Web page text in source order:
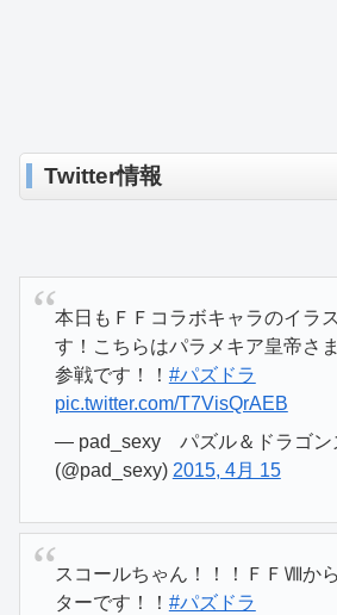
Twitter情報
本日もＦＦコラボキャラのイラ
す！こちらはパラメキア皇帝さ
参戦です！！ #パズドラ
pic.twitter.com/T7VisQrAEB
— pad_sexy パズル＆ドラゴン
(@pad_sexy) 2015, 4月 15
スコールちゃん！！！ＦＦⅧか
ターです！！ #パズドラ